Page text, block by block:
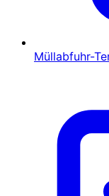
Müllabfuhr-